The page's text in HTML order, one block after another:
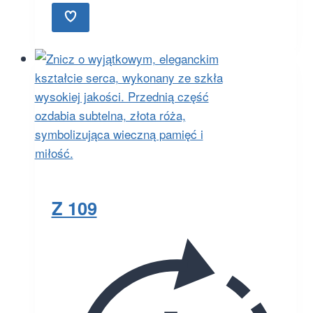
Z 109